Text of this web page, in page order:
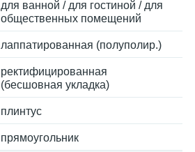
для ванной / для гостиной / для
общественных помещений
лаппатированная (полуполир.)
ректифицированная
(бесшовная укладка)
плинтус
прямоугольник